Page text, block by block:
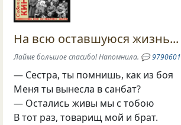
На всю оставшуюся жизнь...
Лайме большое спасибо! Напомнила. 💬 9790601
— Сестра, ты помнишь, как из боя
Меня ты вынесла в санбат?
— Остались живы мы с тобою
В тот pаз, товарищ мой и брат.